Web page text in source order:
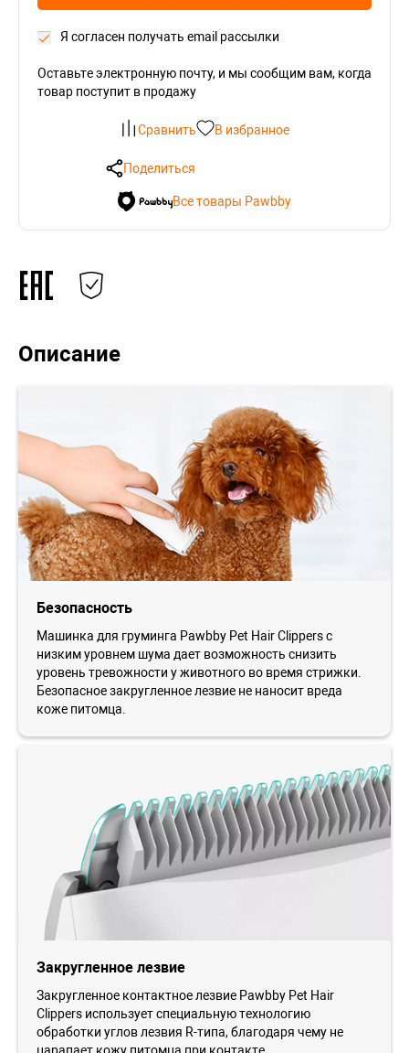
Я согласен получать email рассылки
Оставьте электронную почту, и мы сообщим вам, когда
товар поступит в продажу
Сравнить В избранное
Поделиться
Все товары Pawbby
Описание
Безопасность
Машинка для груминга Pawbby Pet Hair Clippers с
низким уровнем шума дает возможность снизить
уровень тревожности у животного во время стрижки.
Безопасное закругленное лезвие не наносит вреда
коже питомца.
Закругленное лезвие
Закругленное контактное лезвие Pawbby Pet Hair
Clippers использует специальную технологию
обработки углов лезвия R-типа, благодаря чему не